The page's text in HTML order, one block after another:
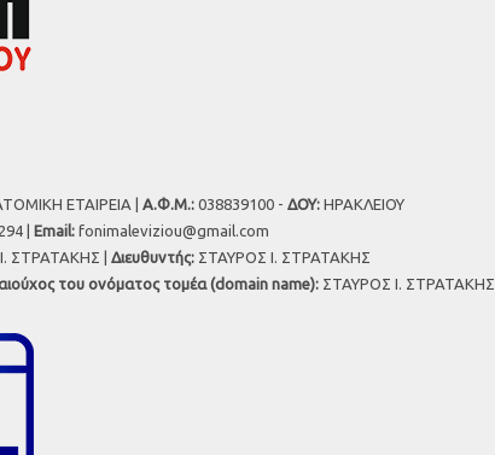
ΕΤΑΙΡΕΙΑ | Α.Φ.Μ.: 038839100 - ΔΟΥ: ΗΡΑΚΛΕΙΟΥ
| Εmail: fonimaleviziou@gmail.com
ΣΤΡΑΤΑΚΗΣ | Διευθυντής: ΣΤΑΥΡΟΣ Ι. ΣΤΡΑΤΑΚΗΣ
του ονόματος τομέα (domain name): ΣΤΑΥΡΟΣ Ι. ΣΤΡΑΤΑΚΗΣ